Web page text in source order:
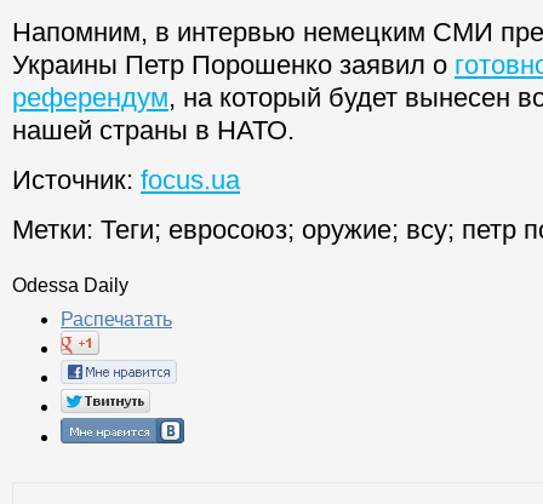
Напомним, в интервью немецким СМИ
Украины Петр Порошенко заявил о
референдум, на который будет вынесен
нашей страны в НАТО.
Источник: focus.ua
Метки: Теги; евросоюз; оружие; всу; петр
Odessa Daily
Распечатать